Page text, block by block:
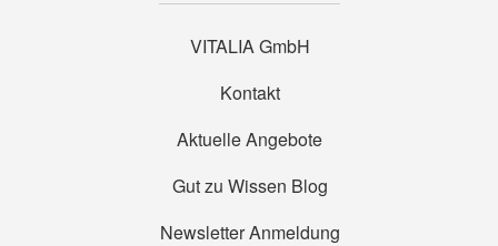
VITALIA GmbH
Kontakt
Aktuelle Angebote
Gut zu Wissen Blog
Newsletter Anmeldung